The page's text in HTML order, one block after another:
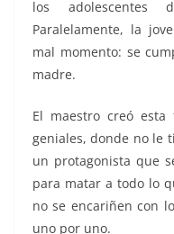
los adolescentes
Paralelamente, la
mal momento: se
madre.
El maestro creó esta
geniales, donde no le
un protagonista que
para matar a todo lo
no se encariñen con
uno por uno.